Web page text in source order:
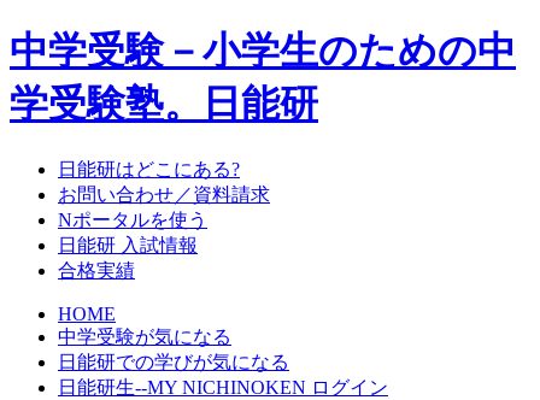
中学受験－小学生のための中
学受験塾。日能研
日能研はどこにある?
お問い合わせ／資料請求
Nポータルを使う
日能研 入試情報
合格実績
HOME
中学受験が気になる
日能研での学びが気になる
日能研生--MY NICHINOKEN ログイン